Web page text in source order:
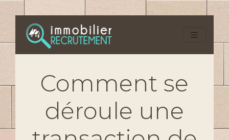
Comment se
déroule une